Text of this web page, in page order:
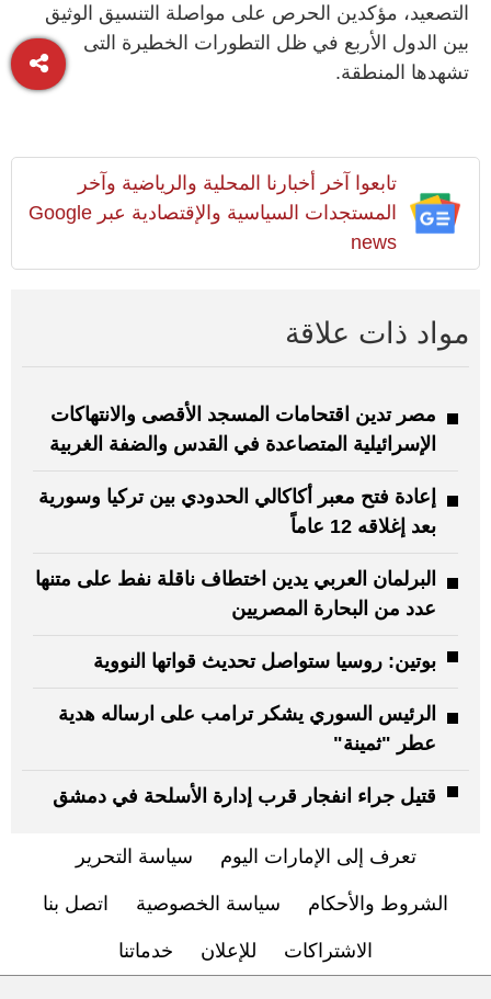
التصعيد، مؤكدين الحرص على مواصلة التنسيق الوثيق
بين الدول الأربع في ظل التطورات الخطيرة التى
تشهدها المنطقة.
تابعوا آخر أخبارنا المحلية والرياضية وآخر
المستجدات السياسية والإقتصادية عبر Google
news
مواد ذات علاقة
مصر تدين اقتحامات المسجد الأقصى والانتهاكات
الإسرائيلية المتصاعدة في القدس والضفة الغربية
إعادة فتح معبر أكاكالي الحدودي بين تركيا وسورية
بعد إغلاقه 12 عاماً
البرلمان العربي يدين اختطاف ناقلة نفط على متنها
عدد من البحارة المصريين
بوتين: روسيا ستواصل تحديث قواتها النووية
الرئيس السوري يشكر ترامب على ارساله هدية
عطر "ثمينة"
قتيل جراء انفجار قرب إدارة الأسلحة في دمشق
تعرف إلى الإمارات اليوم سياسة التحرير
الشروط والأحكام سياسة الخصوصية اتصل بنا
الاشتراكات للإعلان خدماتنا